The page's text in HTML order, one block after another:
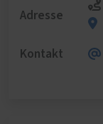
Adresse
Kontakt